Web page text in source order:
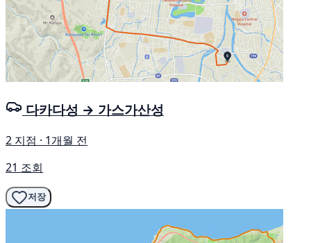
다카다성 → 가스가산성
2 지점 · 1개월 전
21 조회
저장